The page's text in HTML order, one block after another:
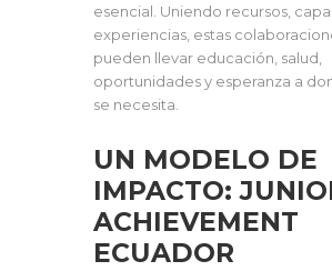
esencial. Uniendo recursos,
experiencias, estas
pueden llevar educación, salud,
oportunidades y esperanza a
se necesita.
UN MODELO DE
IMPACTO:
ACHIEVEMENT
ECUADOR